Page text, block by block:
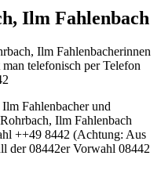
Ilm Fahlenbach
Ilm Fahlenbacherinnen
telefonisch per Telefon
Fahlenbacher und
Ilm Fahlenbach
++49 8442 (Achtung: Aus
der 08442er Vorwahl 08442